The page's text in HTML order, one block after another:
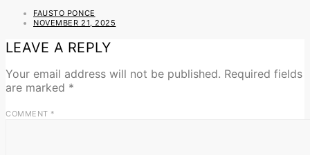
FAUSTO PONCE
NOVEMBER 21, 2025
LEAVE A REPLY
Your email address will not be published. Required fields
are marked *
COMMENT *